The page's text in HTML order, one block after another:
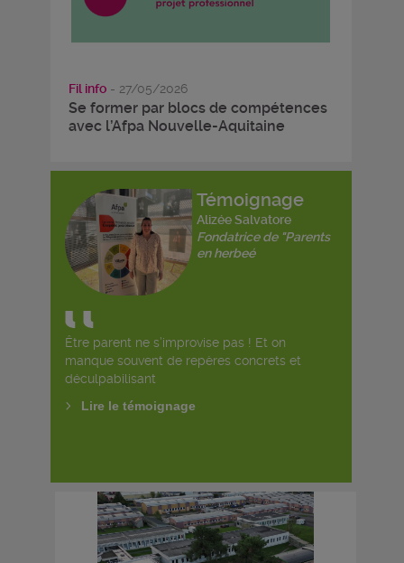
Fil info - 27/05/2026
Se former par blocs de compétences
avec l’Afpa Nouvelle-Aquitaine
Témoignage
Alizée Salvatore
Fondatrice de "Parents
en herbeé
Être parent ne s’improvise pas ! Et on
manque souvent de repères concrets et
déculpabilisant
Lire le témoignage